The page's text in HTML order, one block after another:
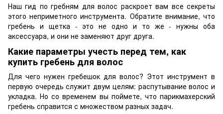
Наш гид по гребням для волос раскроет вам все секреты
этого неприметного инструмента. Обратите внимание, что
гребень и щетка - это не одно и то же - нужны оба
аксессуара, и они не заменяют друг друга.
Какие параметры учесть перед тем, как
купить гребень для волос
Для чего нужен гребешок для волос? Этот инструмент в
первую очередь служит двум целям: распутывание волос и
укладка. Но со временем вы поймете, что парикмахерский
гребень справится с множеством разных задач.